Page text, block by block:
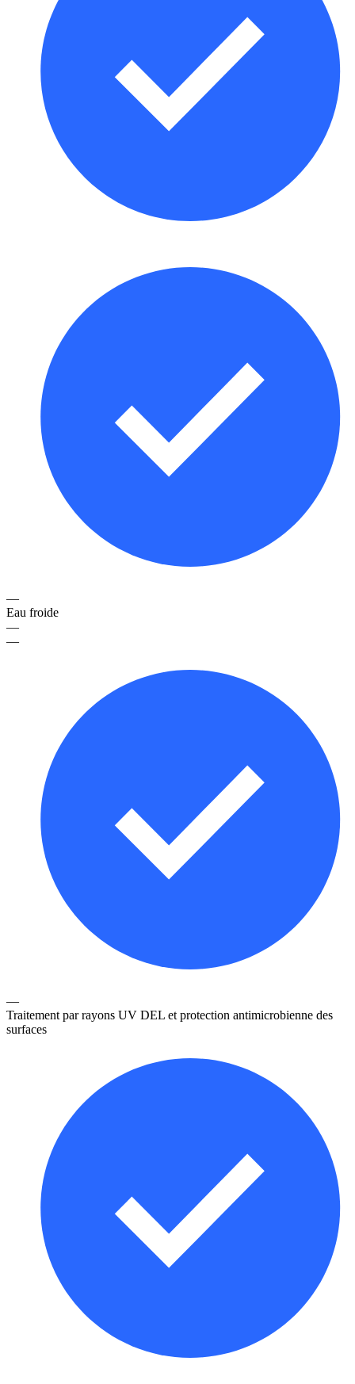
—
Eau froide
—
—
—
Traitement par rayons UV DEL et protection antimicrobienne des
surfaces